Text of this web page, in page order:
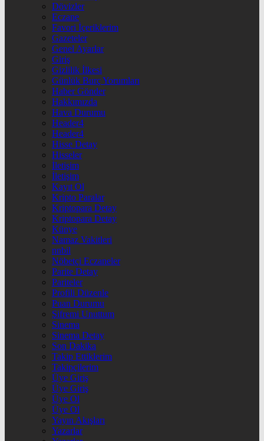
Dövizler
Eczane
Favori İçeriklerim
Gazeteler
Genel Ayarlar
Giriş
Gizlilik İlkesi
Günlük Burç Yorumları
Haber Gönder
Hakkımızda
Hava Durumu
Header4
Header4
Hisse Detay
Hisseler
İletişim
İletişim
Kayıt Ol
Kripto Paralar
Kriptopara Detay
Kriptopara Detay
Künye
Namaz Vakitleri
nnbil
Nöbetçi Eczaneler
Parite Detay
Pariteler
Profili Düzenle
Puan Durumu
Şifremi Unuttum
Sinema
Sinema Detay
Son Dakika
Takip Ettiklerim
Takipçilerim
Üye Giriş
Üye Giriş
Üye Ol
Üye Ol
Yayın Akışları
Yazarlar